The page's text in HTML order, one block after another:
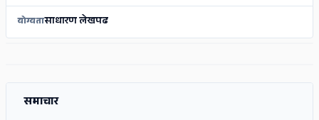
योग्यतासाधारण लेखपढ
समाचार